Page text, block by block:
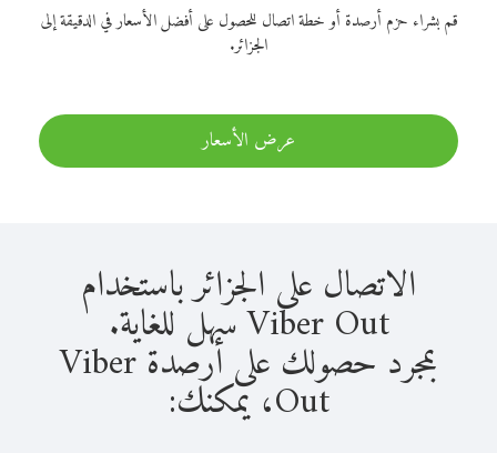
قم بشراء حزم أرصدة أو خطة اتصال للحصول على أفضل الأسعار في الدقيقة إلى
الجزائر.
عرض الأسعار
الاتصال على الجزائر باستخدام
Viber Out سهل للغاية.
بمجرد حصولك على أرصدة Viber
Out، يمكنك: